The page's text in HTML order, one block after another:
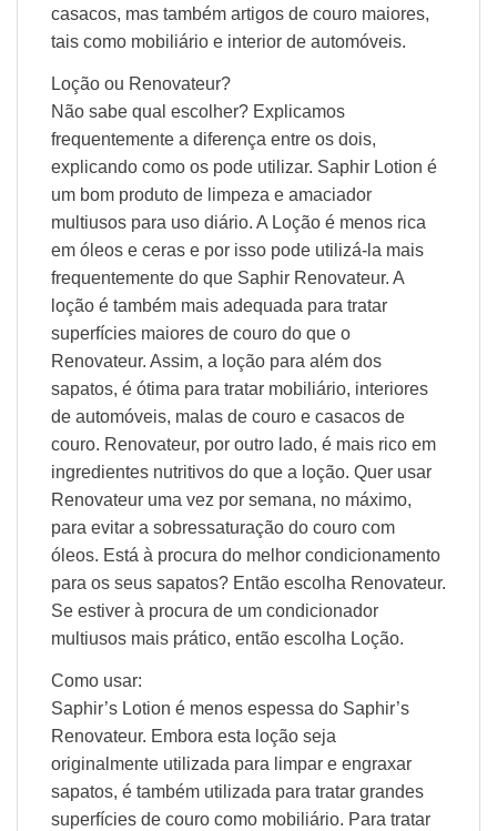
casacos, mas também artigos de couro maiores,
tais como mobiliário e interior de automóveis.
Loção ou Renovateur?
Não sabe qual escolher? Explicamos
frequentemente a diferença entre os dois,
explicando como os pode utilizar. Saphir Lotion é
um bom produto de limpeza e amaciador
multiusos para uso diário. A Loção é menos rica
em óleos e ceras e por isso pode utilizá-la mais
frequentemente do que Saphir Renovateur. A
loção é também mais adequada para tratar
superfícies maiores de couro do que o
Renovateur. Assim, a loção para além dos
sapatos, é ótima para tratar mobiliário, interiores
de automóveis, malas de couro e casacos de
couro. Renovateur, por outro lado, é mais rico em
ingredientes nutritivos do que a loção. Quer usar
Renovateur uma vez por semana, no máximo,
para evitar a sobressaturação do couro com
óleos. Está à procura do melhor condicionamento
para os seus sapatos? Então escolha Renovateur.
Se estiver à procura de um condicionador
multiusos mais prático, então escolha Loção.
Como usar:
Saphir’s Lotion é menos espessa do Saphir’s
Renovateur. Embora esta loção seja
originalmente utilizada para limpar e engraxar
sapatos, é também utilizada para tratar grandes
superfícies de couro como mobiliário. Para tratar